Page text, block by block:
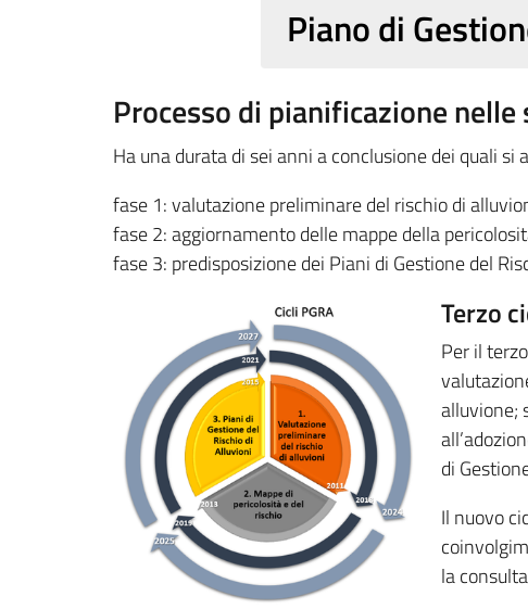
Piano di
Processo di pianificazione
Ha una durata di sei anni a conclusione dei quali
fase 1: valutazione preliminare del rischio di
fase 2: aggiornamento delle mappe della
fase 3: predisposizione dei Piani di Gestione del
Terzo
Per il
alluvione;
di
Il nuovo
la